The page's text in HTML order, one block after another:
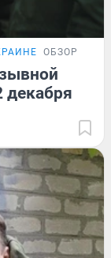
ОБЗОР
декабря